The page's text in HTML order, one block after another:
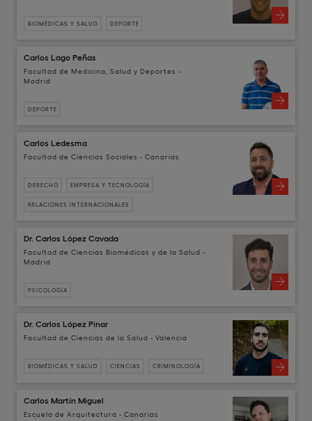
BIOMÉDICAS Y SALUD DEPORTE
Carlos Lago Peñas
Facultad de Medicina, Salud y Deportes -
Madrid
DEPORTE
Carlos Ledesma
Facultad de Ciencias Sociales - Canarias
DERECHO EMPRESA Y TECNOLOGÍA
RELACIONES INTERNACIONALES
Dr. Carlos López Cavada
Facultad de Ciencias Biomédicas y de la Salud -
Madrid
PSICOLOGÍA
Dr. Carlos López Pinar
Facultad de Ciencias de la Salud - Valencia
BIOMÉDICAS Y SALUD CIENCIAS CRIMINOLOGÍA
Carlos Martín Miguel
Escuela de Arquitectura - Canarias